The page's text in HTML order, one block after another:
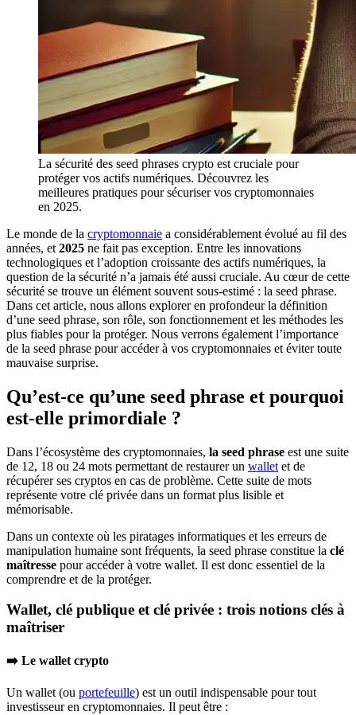
La sécurité des seed phrases crypto est cruciale pour
protéger vos actifs numériques. Découvrez les
meilleures pratiques pour sécuriser vos cryptomonnaies
en 2025.
Le monde de la cryptomonnaie a considérablement évolué au fil des
années, et 2025 ne fait pas exception. Entre les innovations
technologiques et l’adoption croissante des actifs numériques, la
question de la sécurité n’a jamais été aussi cruciale. Au cœur de cette
sécurité se trouve un élément souvent sous-estimé : la seed phrase.
Dans cet article, nous allons explorer en profondeur la définition
d’une seed phrase, son rôle, son fonctionnement et les méthodes les
plus fiables pour la protéger. Nous verrons également l’importance
de la seed phrase pour accéder à vos cryptomonnaies et éviter toute
mauvaise surprise.
Qu’est-ce qu’une seed phrase et pourquoi
est-elle primordiale ?
Dans l’écosystème des cryptomonnaies, la seed phrase est une suite
de 12, 18 ou 24 mots permettant de restaurer un wallet et de
récupérer ses cryptos en cas de problème. Cette suite de mots
représente votre clé privée dans un format plus lisible et
mémorisable.
Dans un contexte où les piratages informatiques et les erreurs de
manipulation humaine sont fréquents, la seed phrase constitue la clé
maîtresse pour accéder à votre wallet. Il est donc essentiel de la
comprendre et de la protéger.
Wallet, clé publique et clé privée : trois notions clés à
maîtriser
➡️ Le wallet crypto
Un wallet (ou portefeuille) est un outil indispensable pour tout
investisseur en cryptomonnaies. Il peut être :